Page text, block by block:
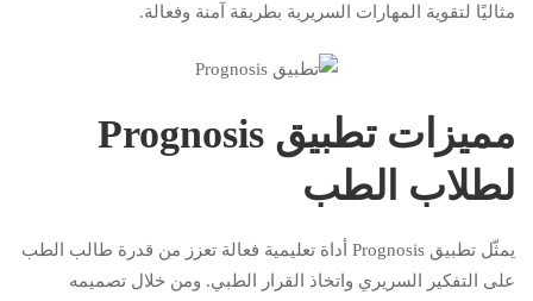
مثاليًا لتقوية المهارات السريرية بطريقة آمنة وفعالة.
مميزات تطبيق Prognosis
لطلاب الطب
يمثّل تطبيق Prognosis أداة تعليمية فعالة تعزز من قدرة طالب الطب
على التفكير السريري واتخاذ القرار الطبي. ومن خلال تصميمه